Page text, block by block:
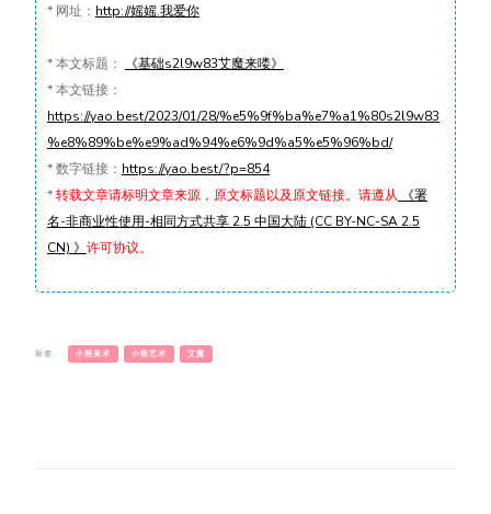
* 网址： http://媱媱.我爱你
*本文标题：
《基础s2l9w83艾魔来喽》
*本文链接：
https://yao.best/2023/01/28/%e5%9f%ba%e7%a1%80s2l9w83
%e8%89%be%e9%ad%94%e6%9d%a5%e5%96%bd/
*数字链接： https://yao.best/?p=854
*转载文章请标明文章来源，原文标题以及原文链接。请遵从 《署
名-非商业性使用-相同方式共享 2.5 中国大陆 (CC BY-NC-SA 2.5
CN) 》 许可协议。
标签: 小熊美术 小熊艺术 艾魔